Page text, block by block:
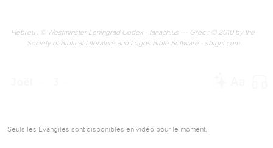
Hébreu : © Westminster Leningrad Codex - tanach.us --- Grec : © 2010 by the
Society of Biblical Literature and Logos Bible Software - sblgnt.com
Seuls les Évangiles sont disponibles en vidéo pour le moment.